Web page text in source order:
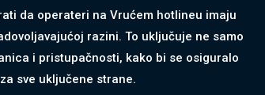
da operateri na Vrućem hotlineu imaju
razini. To uključuje ne samo
i pristupačnosti, kako bi se osiguralo
sve uključene strane.